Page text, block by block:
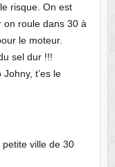
risque. On est
on roule dans 30 à
le moteur.
sel dur !!!
t’es le
petite ville de 30